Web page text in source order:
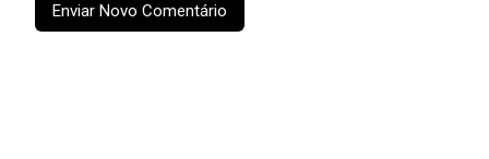
Enviar Novo Comentário